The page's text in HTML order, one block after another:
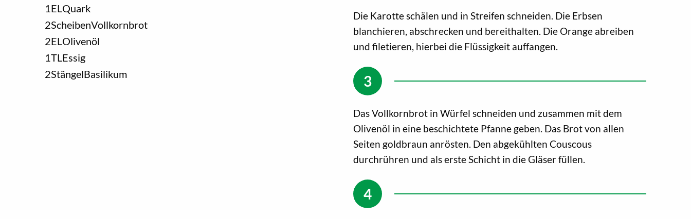
1 EL Quark
2ScheibenVollkornbrot
2EL Olivenöl
1TL Essig
2StängelBasilikum
Die Karotte schälen und in Streifen schneiden. Die Erbsen
blanchieren, abschrecken und bereithalten. Die Orange abreiben
und filetieren, hierbei die Flüssigkeit auffangen.
Das Vollkornbrot in Würfel schneiden und zusammen mit dem
Olivenöl in eine beschichtete Pfanne geben. Das Brot von allen
Seiten goldbraun anrösten. Den abgekühlten Couscous
durchrühren und als erste Schicht in die Gläser füllen.